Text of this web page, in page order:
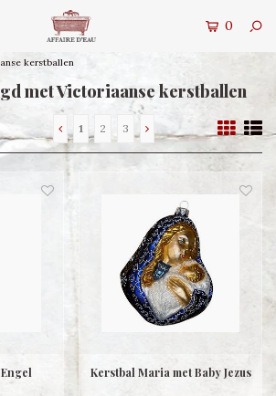
0
kerstballen
met Victoriaanse kerstballen
1 2 3
Kerstbal Maria met Baby Jezus